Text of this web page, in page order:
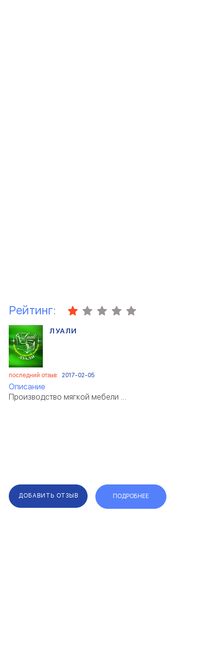
Рейтинг:
ЛУАЛИ
последний отзыв: 2017-02-05
Описание
Производство мягкой мебели ...
ДОБАВИТЬ ОТЗЫВ ПОДРОБНЕЕ